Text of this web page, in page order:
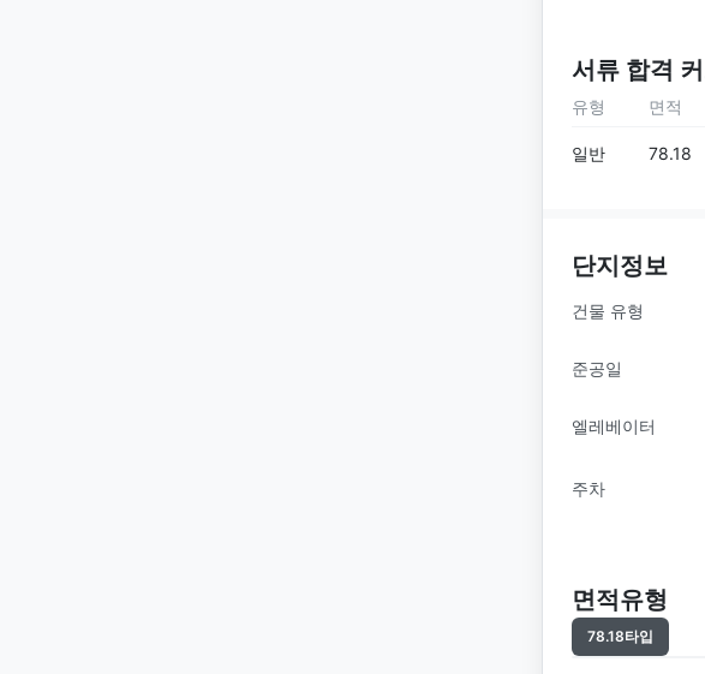
서류 합격
유형 면적
일반 78.18
단지정보
건물 유형
준공일
엘레베이터
주차
면적유형
78.18타입